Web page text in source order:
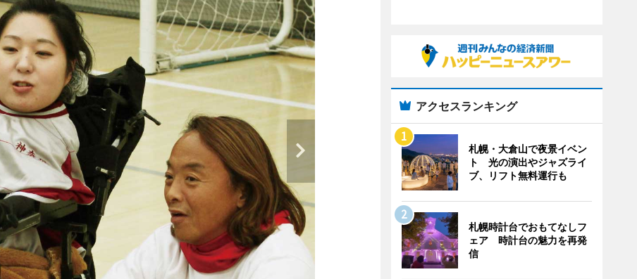
アクセスランキング
札幌・大倉山で夜景イベン
ト 光の演出やジャズライ
ブ、リフト無料運行も
札幌時計台でおもてなしフ
ェア 時計台の魅力を再発
信